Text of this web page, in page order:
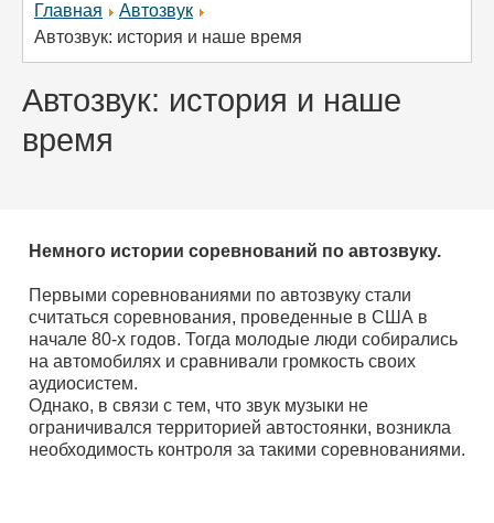
Главная
Автозвук
Автозвук: история и наше время
Автозвук: история и наше
время
Немного истории соревнований по автозвуку.
Первыми соревнованиями по автозвуку стали
считаться соревнования, проведенные в США в
начале 80-х годов. Тогда молодые люди собирались
на автомобилях и сравнивали громкость своих
аудиосистем.
Однако, в связи с тем, что звук музыки не
ограничивался территорией автостоянки, возникла
необходимость контроля за такими соревнованиями.